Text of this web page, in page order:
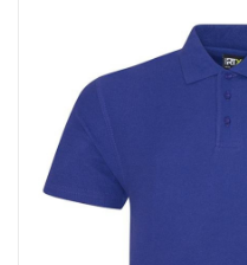
SINGLETS
OVERHEMDEN